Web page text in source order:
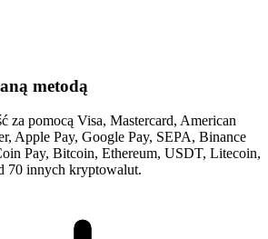
metodą
za pomocą Visa, Mastercard, American
Apple Pay, Google Pay, SEPA, Binance
Pay, Bitcoin, Ethereum, USDT, Litecoin,
70 innych kryptowalut.